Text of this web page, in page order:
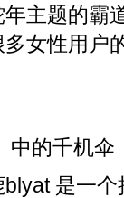
年主题的霸
女性用户
中的千机伞
是一个